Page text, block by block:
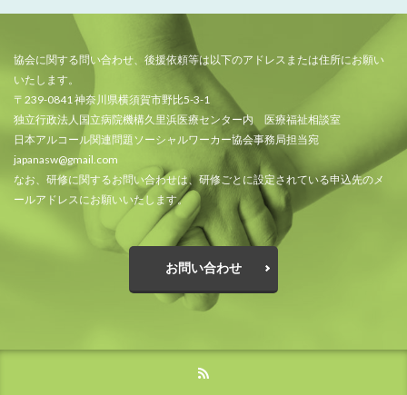
協会に関する問い合わせ、後援依頼等は以下のアドレスまたは住所にお願い
いたします。
〒239-0841 神奈川県横須賀市野比5-3-1
独立行政法人国立病院機構久里浜医療センター内 医療福祉相談室
日本アルコール関連問題ソーシャルワーカー協会事務局担当宛
japanasw@gmail.com
なお、研修に関するお問い合わせは、研修ごとに設定されている申込先のメ
ールアドレスにお願いいたします。
お問い合わせ